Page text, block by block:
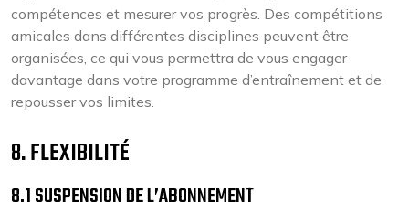
compétences et mesurer vos progrès. Des compétitions
amicales dans différentes disciplines peuvent être
organisées, ce qui vous permettra de vous engager
davantage dans votre programme d’entraînement et de
repousser vos limites.
8. FLEXIBILITÉ
8.1 SUSPENSION DE L’ABONNEMENT